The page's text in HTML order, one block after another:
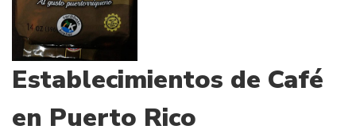
Establecimientos de Café
en Puerto Rico